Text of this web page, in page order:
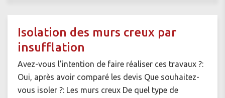
Isolation des murs creux par
insufflation
Avez-vous l’intention de faire réaliser ces travaux ?:
Oui, après avoir comparé les devis Que souhaitez-
vous isoler ?: Les murs creux De quel type de